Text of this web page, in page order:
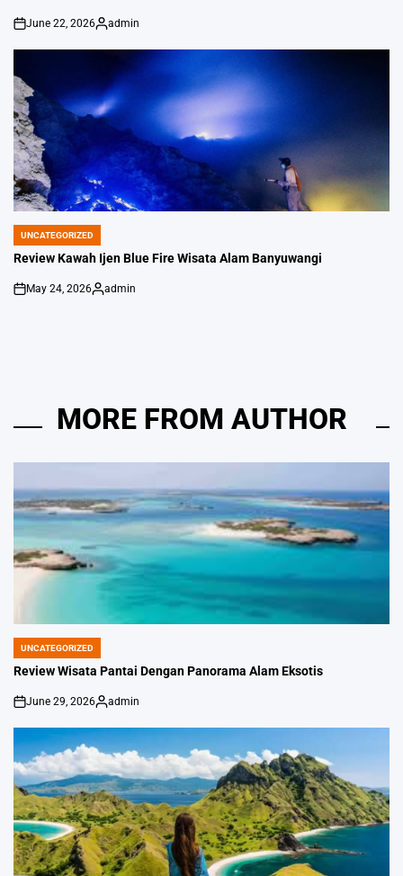
on
June 22, 2026
Posted
by
admin
POSTED
IN
UNCATEGORIZED
Review Kawah Ijen Blue Fire Wisata Alam Banyuwangi
on
May 24, 2026
Posted
admin
MORE FROM AUTHOR
POSTED
IN
UNCATEGORIZED
Review Wisata Pantai Dengan Panorama Alam Eksotis
on
June 29, 2026
Posted
by
admin